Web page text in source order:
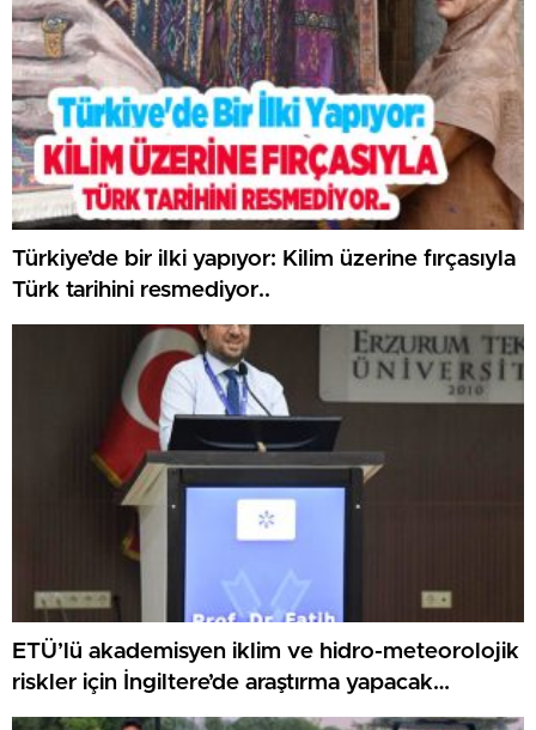
Türkiye’de bir ilki yapıyor: Kilim üzerine fırçasıyla
Türk tarihini resmediyor..
ETÜ’lü akademisyen iklim ve hidro-meteorolojik
riskler için İngiltere’de araştırma yapacak…